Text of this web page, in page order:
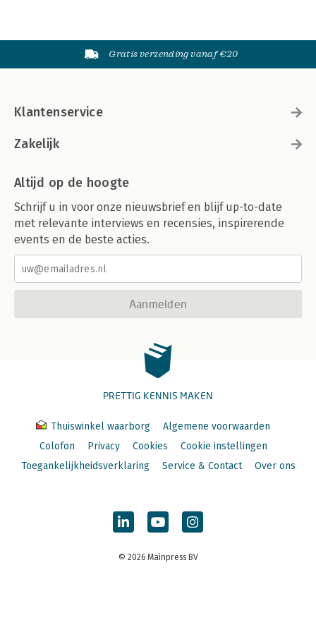
Gratis verzending vanaf €20
Klantenservice
Zakelijk
Altijd op de hoogte
Schrijf u in voor onze nieuwsbrief en blijf up-to-date
met relevante interviews en recensies, inspirerende
events en de beste acties.
Aanmelden
PRETTIG KENNIS MAKEN
Thuiswinkel waarborg
Algemene voorwaarden
Colofon
Privacy Cookies
Cookie instellingen
Toegankelijkheidsverklaring
Service & Contact Over ons
© 2026 Mainpress BV